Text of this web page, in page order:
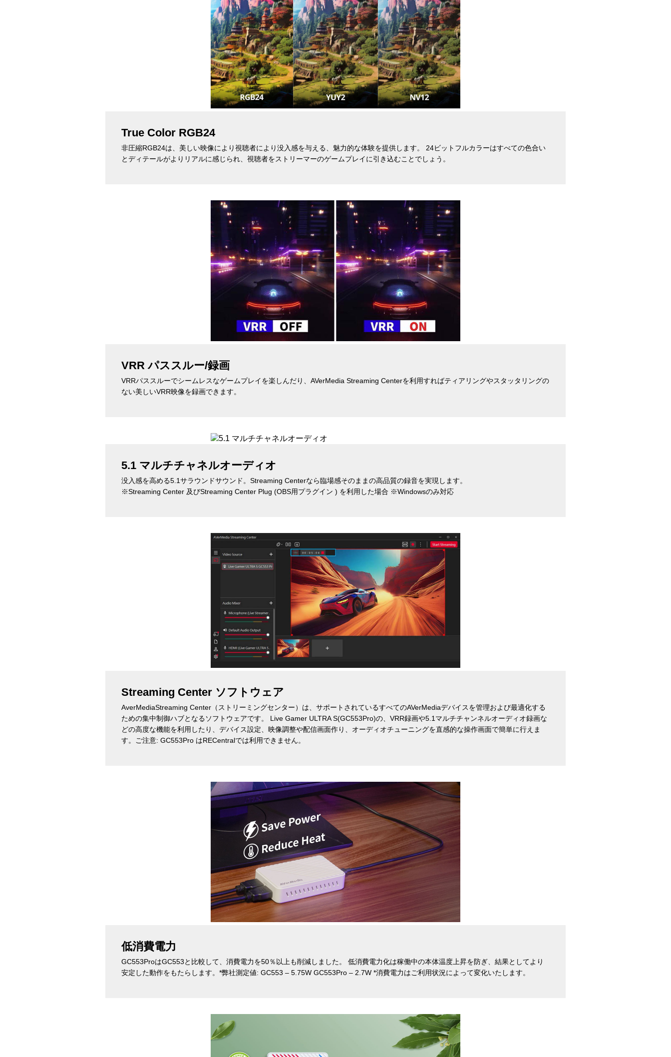
True Color RGB24
非圧縮RGB24は、美しい映像により視聴者により没入感を与える、魅力的な体験を提供します。 24ビットフルカラーはすべての色合い
とディテールがよりリアルに感じられ、視聴者をストリーマーのゲームプレイに引き込むことでしょう。
VRR パススルー/録画
VRRパススルーでシームレスなゲームプレイを楽しんだり、AVerMedia Streaming Centerを利用すればティアリングやスタッタリングの
ない美しいVRR映像を録画できます。
5.1 マルチチャネルオーディオ
没入感を高める5.1サラウンドサウンド。Streaming Centerなら臨場感そのままの高品質の録音を実現します。
※Streaming Center 及びStreaming Center Plug (OBS用プラグイン ) を利用した場合 ※Windowsのみ対応
Streaming Center ソフトウェア
AverMediaStreaming Center（ストリーミングセンター）は、サポートされているすべてのAVerMediaデバイスを管理および最適化する
ための集中制御ハブとなるソフトウェアです。 Live Gamer ULTRA S(GC553Pro)の、VRR録画や5.1マルチチャンネルオーディオ録画な
どの高度な機能を利用したり、デバイス設定、映像調整や配信画面作り、オーディオチューニングを直感的な操作画面で簡単に行えま
す。
ご注意: GC553Pro はRECentralでは利用できません。
低消費電力
GC553ProはGC553と比較して、消費電力を50％以上も削減しました。 低消費電力化は稼働中の本体温度上昇を防ぎ、結果としてより
安定した動作をもたらします。*弊社測定値: GC553 – 5.75W GC553Pro – 2.7W *消費電力はご利用状況によって変化いたします。